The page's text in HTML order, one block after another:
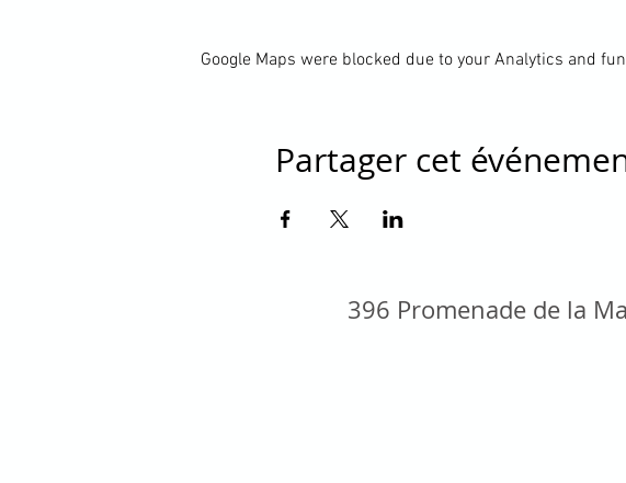
Google Maps were blocked due to your Analytics and
Partager cet
396 Promenade de la